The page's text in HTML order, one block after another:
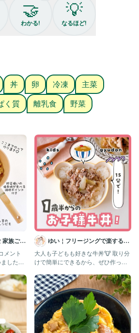
玉ねぎは短めの薄切りにして大さじ1の水
レンジで加熱する。
粉を塗しておく。
◎)に鶏肉、野菜を入れて加熱する。
熱する。
いた卵を回しかけて、
。
も濃さが変わるので少量から試しみて
凍した際に、白身部分の食感が固くなる
がオススメ！
っかり加熱して
たら完成！
が出汁を追加してね！
❤️とコメントしてね🤭！
付中💌】
ね☺️💓
レシピが知りたい！
🤝
わかる!
💡
なるほど!
丼 卵 冷凍
主菜
く質 離乳食 野菜
家族ごは
ました♡
ゆい￤フリージングで楽する離
乳食 幼児食 | 簡単作りおき
大人も子どもも好きな牛丼🐮 取り分
けで簡単にできるから、ぜひ作って